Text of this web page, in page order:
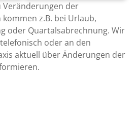
Veränderungen der
z.B. bei Urlaub,
oder Quartalsabrechnung. Wir
oder an den
aktuell über Änderungen der